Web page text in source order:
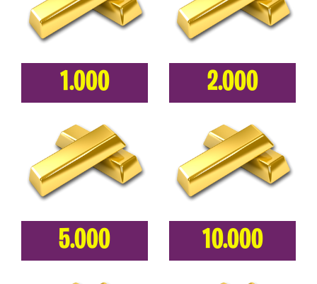
1.000 2.000
5.000 10.000